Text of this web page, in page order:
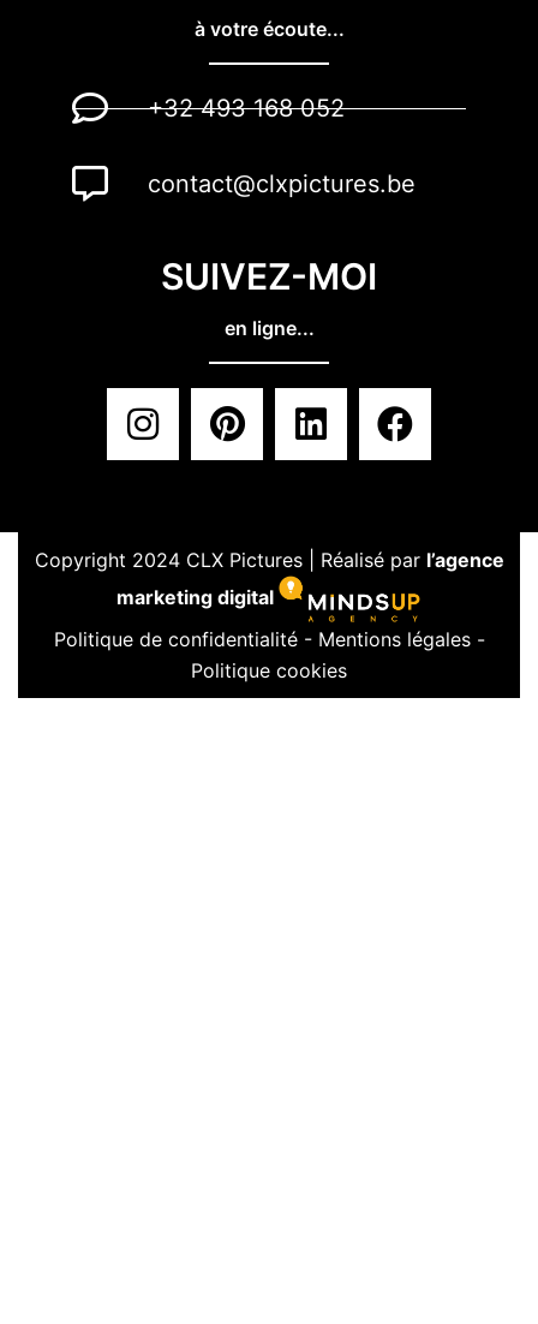
à votre écoute...
+32 493 168 052
contact@clxpictures.be
SUIVEZ-MOI
en ligne...
Copyright 2024 CLX Pictures | Réalisé par l’agence
marketing digital
Politique de confidentialité - Mentions légales -
Politique cookies